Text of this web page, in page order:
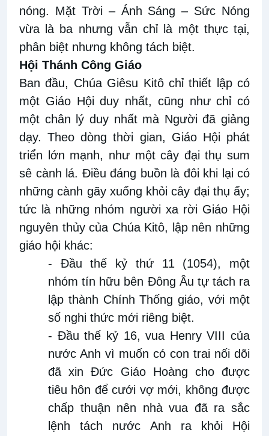
nóng. Mặt Trời – Ánh Sáng – Sức Nóng
vừa là ba nhưng vẫn chỉ là một thực tại,
phân biệt nhưng không tách biệt.
Hội Thánh Công Giáo
Ban đầu, Chúa Giêsu Kitô chỉ thiết lập có
một Giáo Hội duy nhất, cũng như chỉ có
một chân lý duy nhất mà Người đã giảng
dạy. Theo dòng thời gian, Giáo Hội phát
triển lớn mạnh, như một cây đại thụ sum
sê cành lá. Điều đáng buồn là đôi khi lại có
những cành gãy xuống khỏi cây đại thụ ấy;
tức là những nhóm người xa rời Giáo Hội
nguyên thủy của Chúa Kitô, lập nên những
giáo hội khác:
- Đầu thế kỷ thứ 11 (1054), một
nhóm tín hữu bên Đông Âu tự tách ra
lập thành Chính Thống giáo, với một
số nghi thức mới riêng biệt.
- Đầu thế kỷ 16, vua Henry VIII của
nước Anh vì muốn có con trai nối dõi
đã xin Đức Giáo Hoàng cho được
tiêu hôn để cưới vợ mới, không được
chấp thuận nên nhà vua đã ra sắc
lệnh tách nước Anh ra khỏi Hội